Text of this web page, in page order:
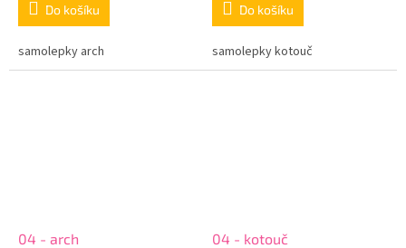
Do košíku
samolepky arch
Do košíku
samolepky kotouč
04 - arch 04 - kotouč